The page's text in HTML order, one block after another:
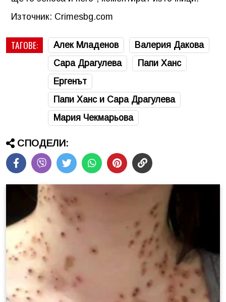
Източник: Crimesbg.com
ТАГОВЕ: Алек Младенов
Валерия Дакова
Сара Драгулева
Папи Ханс
Ергенът
Папи Ханс и Сара Драгулева
Мария Чекмарьова
СПОДЕЛИ: